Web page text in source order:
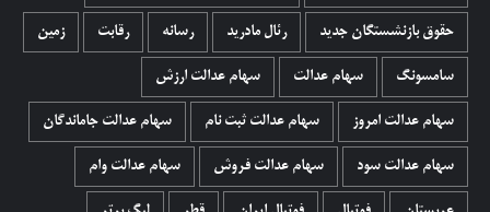
حقوق بازنشستگان جدید رئال مادرید رسانه رقابت زمین
سامسونگ سهام عدالت سهام عدالت ارزش
سهام عدالت امروز سهام عدالت ثبت نام سهام عدالت جاماندگان
سهام عدالت سود سهام عدالت فروش سهام عدالت وام